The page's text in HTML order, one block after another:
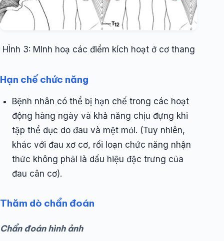
HÌnh 3: MInh hoạ các điểm kích hoạt ở cơ thang
Hạn chế chức năng
Bệnh nhân có thể bị hạn chế trong các hoạt
động hàng ngày và khả năng chịu đựng khi
tập thể dục do đau và mệt mỏi. (Tuy nhiên,
khác với đau xơ cơ, rối loạn chức năng nhận
thức không phải là dấu hiệu đặc trưng của
đau cân cơ).
Thăm dò chẩn đoán
Chẩn đoán hình ảnh